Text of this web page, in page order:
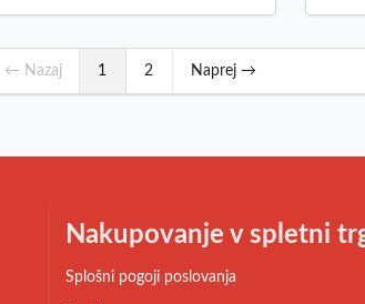
← Nazaj 1 2 Naprej →
Nakupovanje v spletni
Splošni pogoji poslovanja